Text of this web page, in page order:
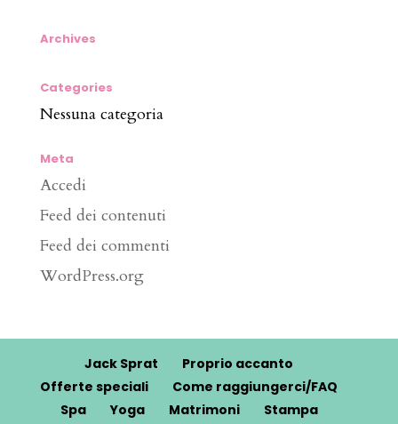
Archives
Categories
Nessuna categoria
Meta
Accedi
Feed dei contenuti
Feed dei commenti
WordPress.org
Jack Sprat
Proprio accanto
Offerte speciali
Come raggiungerci/FAQ
Spa
Yoga Matrimoni Stampa